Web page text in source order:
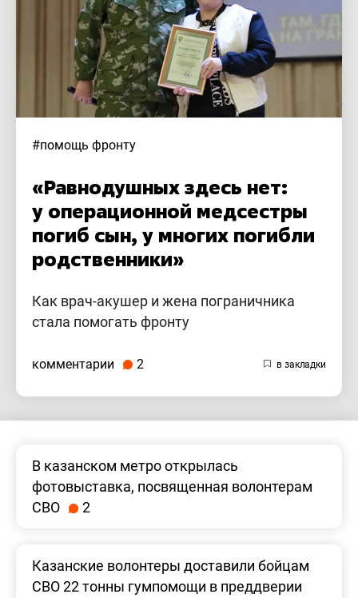
#помощь фронту
«Равнодушных здесь нет:
у операционной медсестры
погиб сын, у многих погибли
родственники»
Как врач-акушер и жена пограничника
стала помогать фронту
комментарии 2
В казанском метро открылась
фотовыставка, посвященная волонтерам
СВО
2
Казанские волонтеры доставили бойцам
СВО 22 тонны гумпомощи в преддверии